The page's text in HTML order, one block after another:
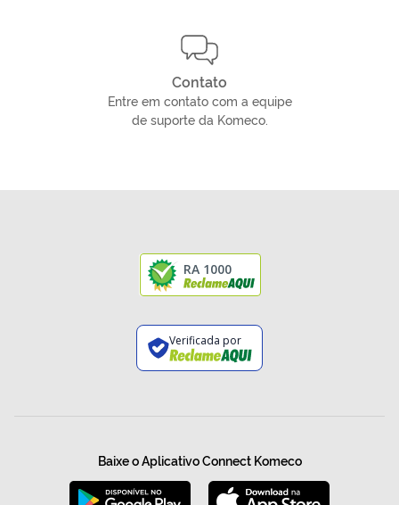
Contato
Entre em contato com a equipe
de suporte da Komeco.
RA 1000
Verificada por
Baixe o Aplicativo Connect Komeco